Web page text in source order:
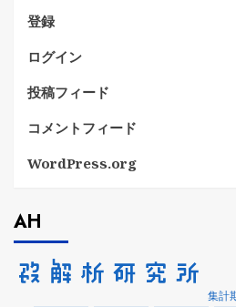
登録
ログイン
投稿フィード
コメントフィード
WordPress.org
AH